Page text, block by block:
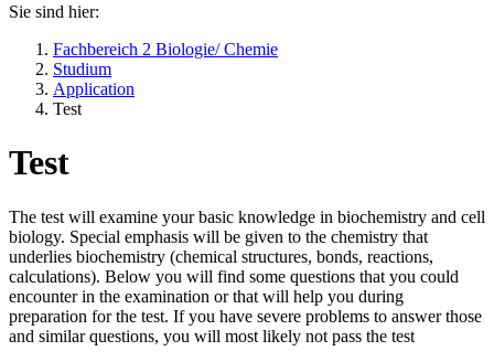
Sie sind hier:
Fachbereich 2 Biologie/ Chemie
Studium
Application
Test
Test
The test will examine your basic knowledge in biochemistry and cell
biology. Special emphasis will be given to the chemistry that
underlies biochemistry (chemical structures, bonds, reactions,
calculations). Below you will find some questions that you could
encounter in the examination or that will help you during
preparation for the test. If you have severe problems to answer those
and similar questions, you will most likely not pass the test